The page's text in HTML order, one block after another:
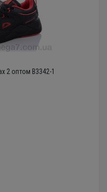
2 оптом B3342-1